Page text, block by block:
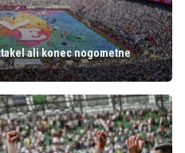
ali konec nogometne